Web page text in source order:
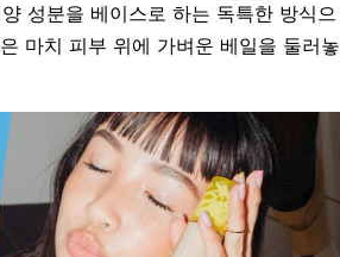
성분을 베이스로 하는 독특한 방식으
마치 피부 위에 가벼운 베일을 둘러놓